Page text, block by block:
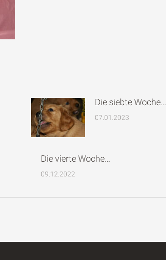
Die siebte Woche…
07.01.2023
Die vierte Woche…
09.12.2022